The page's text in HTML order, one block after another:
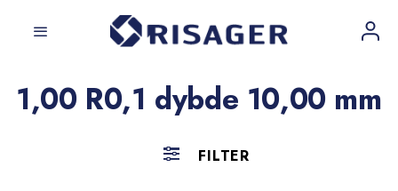
1,00 R0,1 dybde 10,00 mm
FILTER